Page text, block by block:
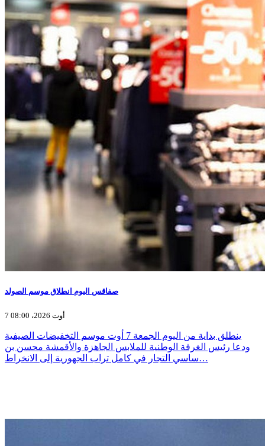
صفاقس اليوم انطلاق موسم الصولد
7 أوت 2026، 08:00
ينطلق بداية من اليوم الجمعة 7 أوت موسم التخفيضات الصيفية
ودعا رئيس الغرفة الوطنية للملابس الجاهزة والأقمشة محسن بن
ساسي التجار في كامل تراب الجهورية إلى الانخراط…